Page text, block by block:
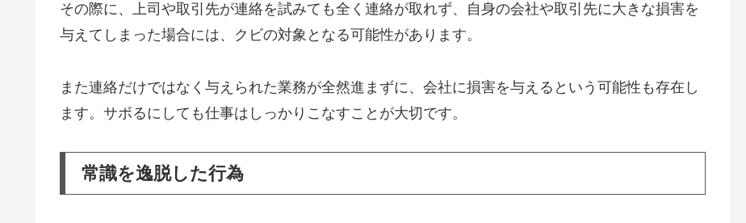
その際に、上司や取引先が連絡を試みても全く連絡が取れず、自身の会社や取引先に大きな損害を
与えてしまった場合には、クビの対象となる可能性があります。
また連絡だけではなく与えられた業務が全然進まずに、会社に損害を与えるという可能性も存在し
ます。サボるにしても仕事はしっかりこなすことが大切です。
常識を逸脱した行為